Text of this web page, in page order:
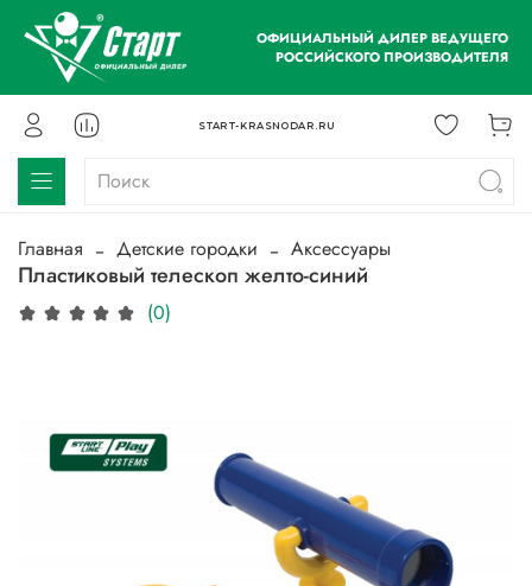
ОФИЦИАЛЬНЫЙ ДИЛЕР ВЕДУЩЕГО
РОССИЙСКОГО ПРОИЗВОДИТЕЛЯ
START-KRASNODAR.RU
Главная Детские городки Аксессуары
Пластиковый телескоп желто-синий
(0)